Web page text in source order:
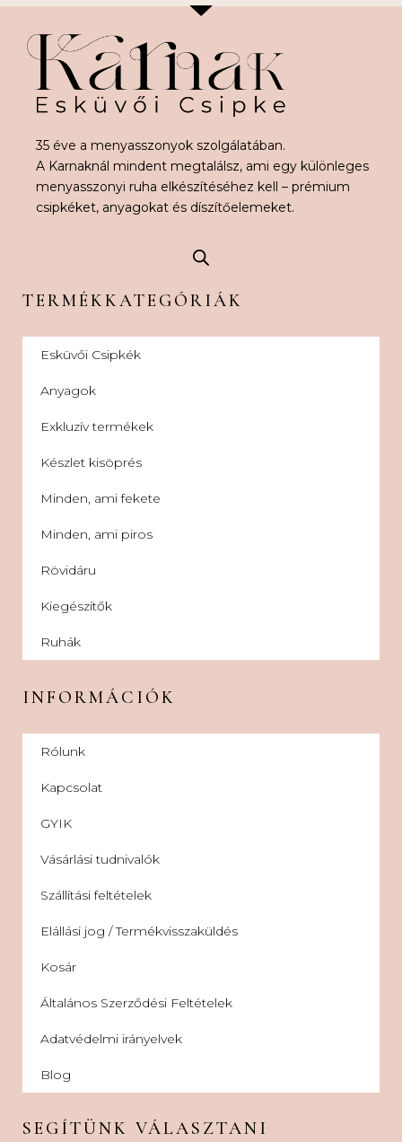
35 éve a menyasszonyok szolgálatában.
A Karnaknál mindent megtalálsz, ami egy különleges
menyasszonyi ruha elkészítéséhez kell – prémium
csipkéket, anyagokat és díszítőelemeket.
TERMÉKKATEGÓRIÁK
Esküvői Csipkék
Anyagok
Exkluzív termékek
Készlet kisöprés
Minden, ami fekete
Minden, ami piros
Rövidáru
Kiegészítők
Ruhák
INFORMÁCIÓK
Rólunk
Kapcsolat
GYIK
Vásárlási tudnivalók
Szállítási feltételek
Elállási jog / Termékvisszaküldés
Kosár
Általános Szerződési Feltételek
Adatvédelmi irányelvek
Blog
SEGÍTÜNK VÁLASZTANI